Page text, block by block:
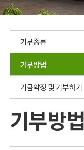
기부종류
기부방법
기금약정 및 기부하기
기부방법